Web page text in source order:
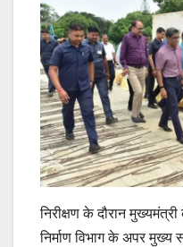
निरीक्षण के दौरान
निर्माण विभाग के अपर